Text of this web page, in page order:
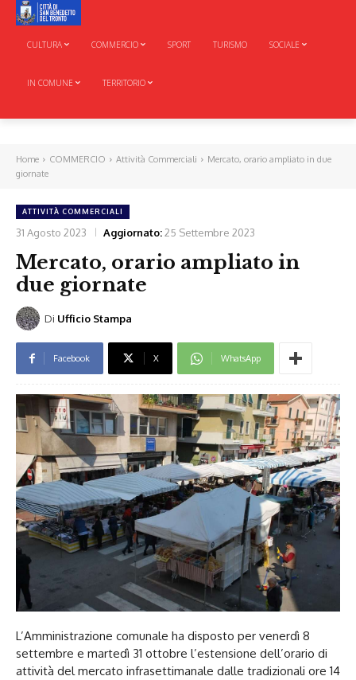
CULTURA COMMERCIO SPORT TURISMO SOCIALE
IN COMUNE TERRITORIO
Home COMMERCIO Attività Commerciali
Mercato, orario ampliato in due
giornate
ATTIVITÀ COMMERCIALI
31 Agosto 2023 Aggiornato: 25 Settembre 2023
Mercato, orario ampliato in
due giornate
Di Ufficio Stampa
Facebook X WhatsApp
L’Amministrazione comunale ha disposto per venerdì 8
settembre e martedì 31 ottobre l’estensione dell’orario di
attività del mercato infrasettimanale dalle tradizionali ore 14